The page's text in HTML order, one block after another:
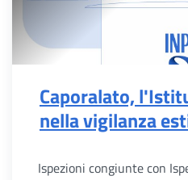
Caporalato,
nella vigilanza
Ispezioni congiunte con